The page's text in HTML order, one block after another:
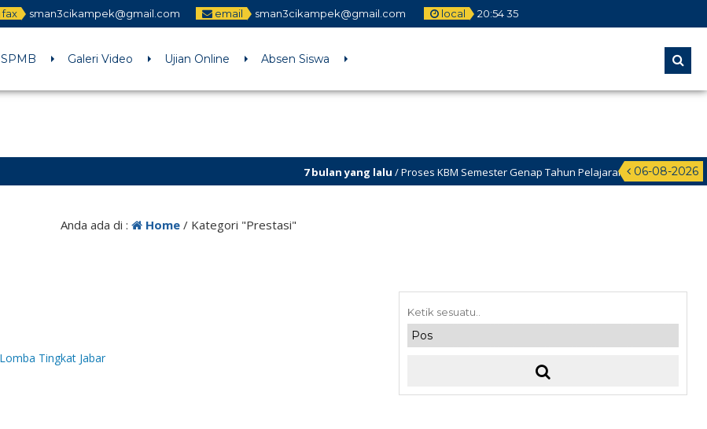
fax sman3cikampek@gmail.com email sman3cikampek@gmail.com local 20:54 35
SPMB Galeri Video Ujian Online Absen Siswa
06-08-2026
7 bulan yang lalu/ Proses KBM Semester Genap Tahun Pelajaran 2025/2026 dimulai tgl 12
Anda ada di : Home / Kategori "Prestasi"